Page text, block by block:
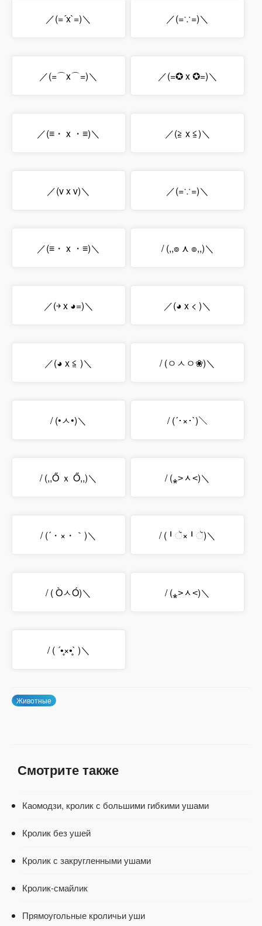
／(=´x`=)＼ ／(=∵=)＼
／(=⌒x⌒=)＼ ／(=✪ x ✪=)＼
／(≡・ x ・≡)＼ ／(≧ x ≦)＼
／(v x v)＼ ／(=∵=)＼
／(≡・ x ・≡)＼ / (,,๏ ⋏ ๏,,)＼
／(￫ x ◕=)＼ ／(◕ x < )＼
／(◕ x ≦ )＼ / (ㅇㅅㅇ❀)＼
/ (•ㅅ•)＼ / (´･×･`)＼
/ (,,Ő ｘ Ő,,)＼ / (⁎˃ᆺ˂)＼
/ (´・×・｀)＼ / (╹ૅ×╹ૅ)＼
/ ( ÒㅅÓ)＼ / (⁎˃ᆺ˂)＼
/ ( ´•̥×•̥` )＼
Животные
Смотрите также
Каомодзи, кролик с большими гибкими ушами
Кролик без ушей
Кролик с закругленными ушами
Кролик-смайлик
Прямоугольные кроличьи уши